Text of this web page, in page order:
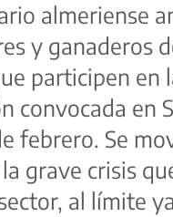
almeriense
y ganaderos
participen en
convocada en
febrero. Se
grave crisis
al límite